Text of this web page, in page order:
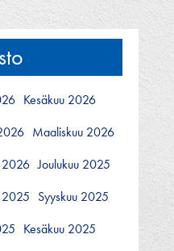
Kesäkuu 2026
Maaliskuu 2026
2026 Joulukuu 2025
2025 Syyskuu 2025
Kesäkuu 2025